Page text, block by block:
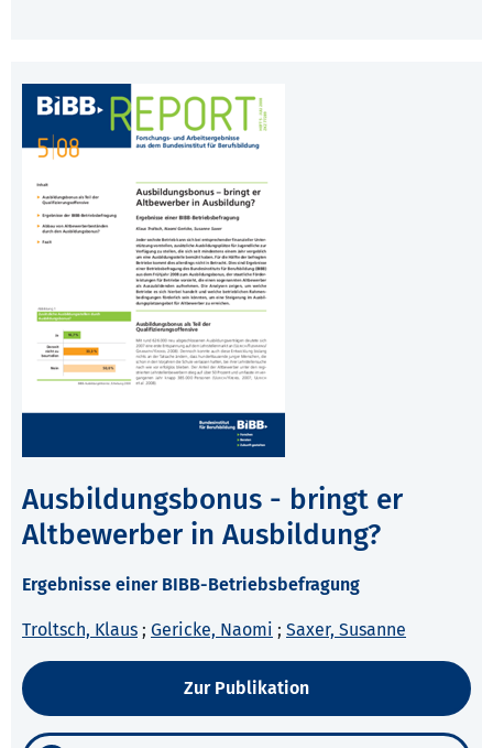
Ausbildungsbonus - bringt er
Altbewerber in Ausbildung?
Ergebnisse einer BIBB-Betriebsbefragung
Troltsch, Klaus ; Gericke, Naomi ; Saxer, Susanne
Zur Publikation